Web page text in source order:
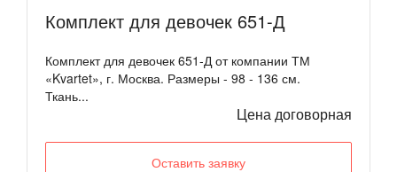
Комплект для девочек 651-Д
Комплект для девочек 651-Д от компании ТМ
«Kvartet», г. Москва. Размеры - 98 - 136 см.
Ткань...
Цена договорная
Оставить заявку